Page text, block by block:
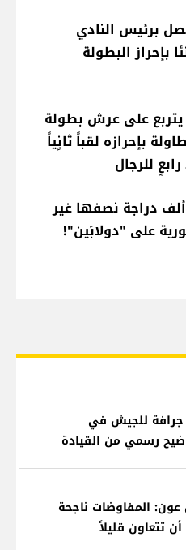
برئيس النادي
بإحراز البطولة
يتربع على عرش بطولة
بإحرازه لقباً ثانٍياً
للرجال
أكثر من ٨٠٠ ألف دراجة نصفها غير
على "دولابَين"!
للجيش في
رسمي من القيادة
عون: المفاوضات ناجحة
تتعاون قليلاً